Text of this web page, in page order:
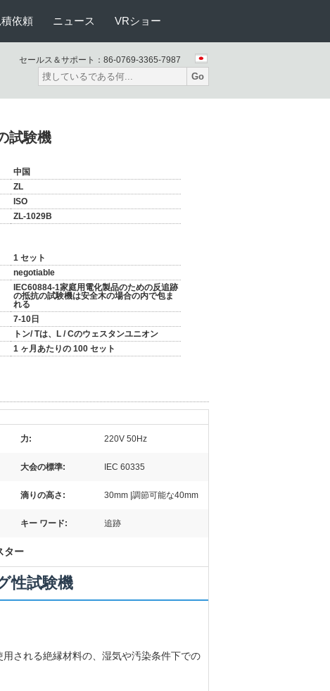
積依頼 ニュース VRショー
セールス＆サポート： 86-0769-3365-7987
Go
試験機
中国
ZL
ISO
ZL-1029B
1 セット
negotiable
IEC60884-1家庭用電化製品のための反追跡
の抵抗の試験機は安全木の場合の内で包ま
れる
7-10日
トン/ Tは、L / Cのウェスタンユニオン
1 ヶ月あたりの 100 セット
力: 220V 50Hz
大会の標準: IEC 60335
滴りの高さ: 30mm |調節可能な40mm
キー ワード: 追跡
ター
性試験機
される絶縁材料の、湿気や汚染条件下での